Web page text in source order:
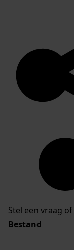
Stel een vraag
Bestand